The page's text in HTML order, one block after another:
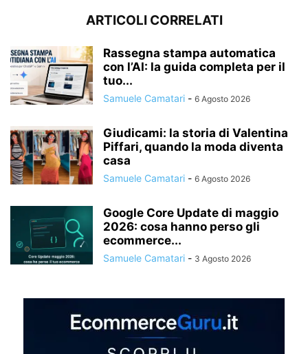
ARTICOLI CORRELATI
Rassegna stampa automatica
con l’AI: la guida completa per il
tuo...
Samuele Camatari - 6 Agosto 2026
Giudicami: la storia di Valentina
Piffari, quando la moda diventa
casa
Samuele Camatari - 6 Agosto 2026
Google Core Update di maggio
2026: cosa hanno perso gli
ecommerce...
Samuele Camatari - 3 Agosto 2026